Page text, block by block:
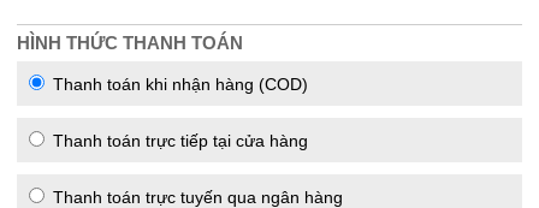
HÌNH THỨC THANH TOÁN
Thanh toán khi nhận hàng (COD)
Thanh toán trực tiếp tại cửa hàng
Thanh toán trực tuyến qua ngân hàng